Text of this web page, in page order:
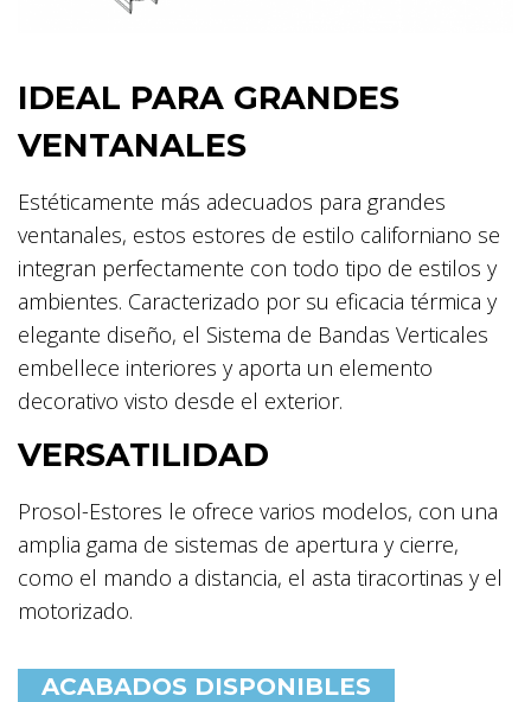
IDEAL PARA GRANDES
VENTANALES
Estéticamente más adecuados para grandes
ventanales, estos estores de estilo californiano se
integran perfectamente con todo tipo de estilos y
ambientes. Caracterizado por su eficacia térmica y
elegante diseño, el Sistema de Bandas Verticales
embellece interiores y aporta un elemento
decorativo visto desde el exterior.
VERSATILIDAD
Prosol-Estores le ofrece varios modelos, con una
amplia gama de sistemas de apertura y cierre,
como el mando a distancia, el asta tiracortinas y el
motorizado.
ACABADOS DISPONIBLES